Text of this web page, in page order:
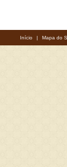
Início | Mapa do